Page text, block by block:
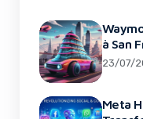
à San
23/07/
Meta